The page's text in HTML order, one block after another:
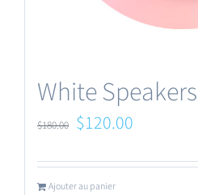
White Speakers
$180.00 Le
initial
$120.00
Ajouter au panier